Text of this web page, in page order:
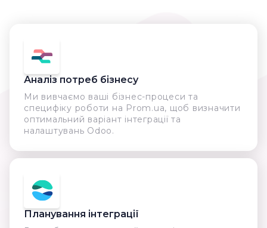
Аналіз потреб бізнесу
Ми вивчаємо ваші бізнес-процеси та
специфіку роботи на Prom.ua, щоб визначити
оптимальний варіант інтеграції та
налаштувань Odoo.
Планування інтеграції